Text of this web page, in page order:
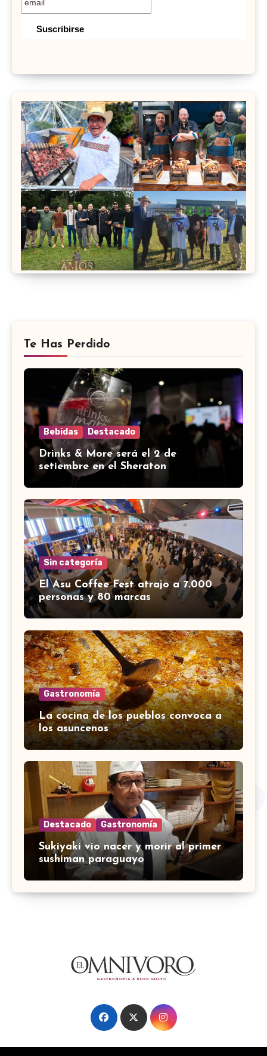
Te Has Perdido
Bebidas Destacado
Drinks & More será el 2 de
setiembre en el Sheraton
Sin categoría
El Asu Coffee Fest atrajo a 7.000
personas y 80 marcas
Gastronomía
La cocina de los pueblos convoca a
los asuncenos
Destacado Gastronomía
Sukiyaki vio nacer y morir al primer
sushiman paraguayo